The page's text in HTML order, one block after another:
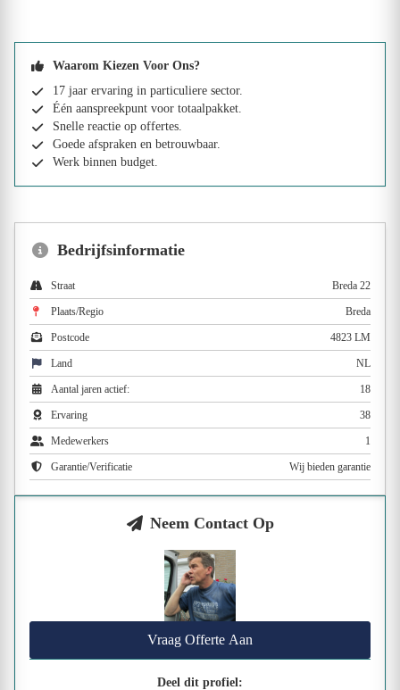
Waarom Kiezen Voor Ons?
17 jaar ervaring in particuliere sector.
Één aanspreekpunt voor totaalpakket.
Snelle reactie op offertes.
Goede afspraken en betrouwbaar.
Werk binnen budget.
Bedrijfsinformatie
Straat Breda 22
Plaats/Regio Breda
Postcode 4823 LM
Land NL
Aantal jaren actief: 18
Ervaring 38
Medewerkers 1
Garantie/Verificatie Wij bieden garantie
Neem Contact Op
Vraag Offerte Aan
Deel dit profiel: